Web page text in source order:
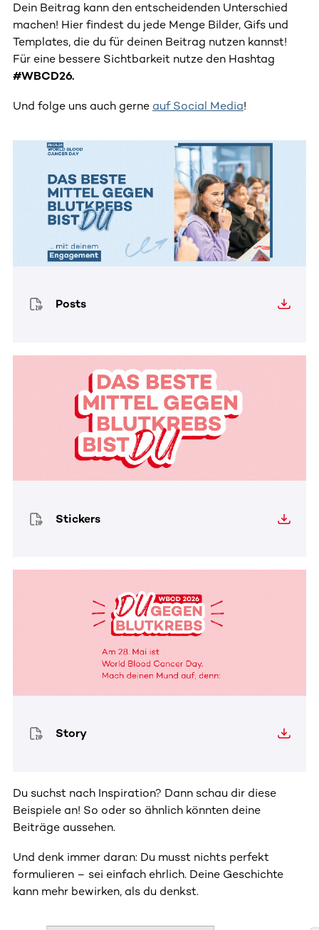
Dein Beitrag kann den entscheidenden Unterschied
machen! Hier findest du jede Menge Bilder, Gifs und
Templates, die du für deinen Beitrag nutzen kannst!
Für eine bessere Sichtbarkeit nutze den Hashtag
#WBCD26.
Und folge uns auch gerne auf Social Media!
Posts
Stickers
Story
Du suchst nach Inspiration? Dann schau dir diese
Beispiele an! So oder so ähnlich könnten deine
Beiträge aussehen.
Und denk immer daran: Du musst nichts perfekt
formulieren – sei einfach ehrlich. Deine Geschichte
kann mehr bewirken, als du denkst.